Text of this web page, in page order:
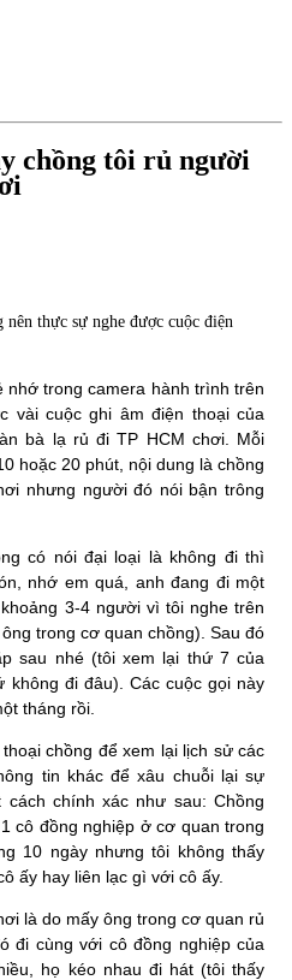
chồng tôi rủ người
thực sự nghe được cuộc điện
trong camera hành trình trên
vài cuộc ghi âm điện thoại của
bà lạ rủ đi TP HCM chơi. Mỗi
hoặc 20 phút, nội dung là chồng
nhưng người đó nói bận trông
có nói đại loại là không đi thì
nhớ em quá, anh đang đi một
3-4 người vì tôi nghe trên
trong cơ quan chồng). Sau đó
sau nhé (tôi xem lại thứ 7 của
đi đâu). Các cuộc gọi này
tháng rồi.
chồng để xem lại lịch sử các
tin khác để xâu chuỗi lại sự
chính xác như sau: Chồng
cô đồng nghiệp ở cơ quan trong
10 ngày nhưng tôi không thấy
ấy hay liên lạc gì với cô ấy.
là do mấy ông trong cơ quan rủ
đi cùng với cô đồng nghiệp của
họ kéo nhau đi hát (tôi thấy